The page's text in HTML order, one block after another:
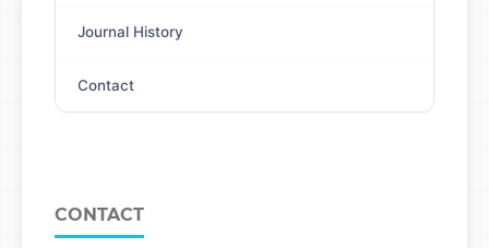
Journal History
Contact
CONTACT